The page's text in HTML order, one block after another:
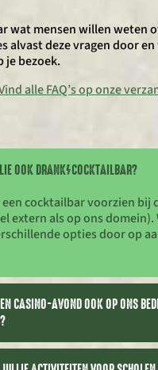
OOK DRANK/COCKTAILBAR?
cocktailbar voorzien bij
extern als op ons domein).
opties door op
CASINO-AVOND OOK OP ONS
wat mensen willen weten
alvast deze vragen door
je bezoek.
alle FAQ’s op onze